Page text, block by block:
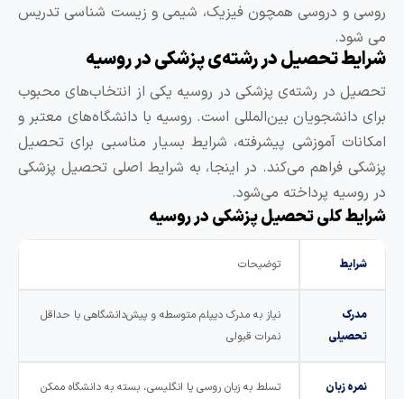
و دروسی همچون فیزیک، شیمی و زیست شناسی تدریس
شود.
تحصیل در رشته‌ی پزشکی در روسیه
در رشته‌ی پزشکی در روسیه یکی از انتخاب‌های محبوب
دانشجویان بین‌المللی است. روسیه با دانشگاه‌های معتبر و
آموزشی پیشرفته، شرایط بسیار مناسبی برای تحصیل
فراهم می‌کند. در اینجا، به شرایط اصلی تحصیل پزشکی
روسیه پرداخته می‌شود.
کلی تحصیل پزشکی در روسیه
شرایط توضیحات
مدرک
تحصیلی
نیاز به مدرک دیپلم متوسطه و پیش‌دانشگاهی با حداقل
نمرات قبولی
نمره زبان
تسلط به زبان روسی یا انگلیسی، بسته به دانشگاه ممکن